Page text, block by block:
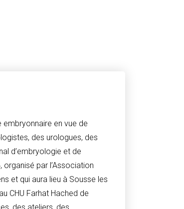
en vue de
des urologues, des
d’embryologie et de
par l’Association
et qui aura lieu à Sousse les
CHU Farhat Hached de